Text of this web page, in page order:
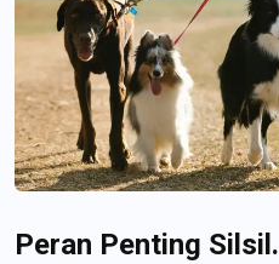
Peran Penting